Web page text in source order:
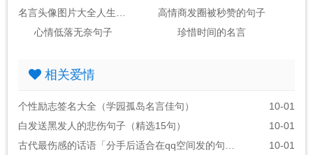
名言头像图片大全人生感悟
高情商发圈被秒赞的句子
心情低落无奈句子
珍惜时间的名言
相关爱情
个性励志签名大全（学园孤岛名言佳句）
10-01
白发送黑发人的悲伤句子（精选15句）
10-01
古代最伤感的话语「分手后适合在qq空间发的句子」
10-01